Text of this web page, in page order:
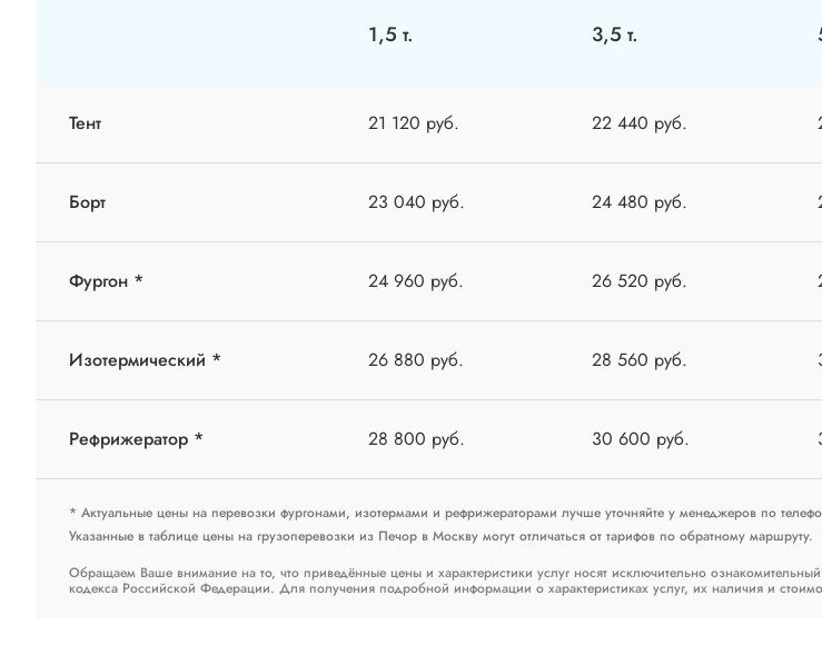
1,5 т. 3,5 т.
Тент 21 120 руб. 22 440 руб.
Борт 23 040 руб. 24 480 руб.
Фургон * 24 960 руб. 26 520 руб.
Изотермический * 26 880 руб. 28 560 руб.
Рефрижератор * 28 800 руб. 30 600 руб.
* Актуальные цены на перевозки фургонами, изотермами и рефрижераторами лучше уточняйте у менеджеров по
Указанные в таблице цены на грузоперевозки из Печор в Москву могут отличаться от тарифов по обратному маршруту.
Обращаем Ваше внимание на то, что приведённые цены и характеристики услуг носят исключительно
кодекса Российской Федерации. Для получения подробной информации о характеристиках услуг, их наличия и